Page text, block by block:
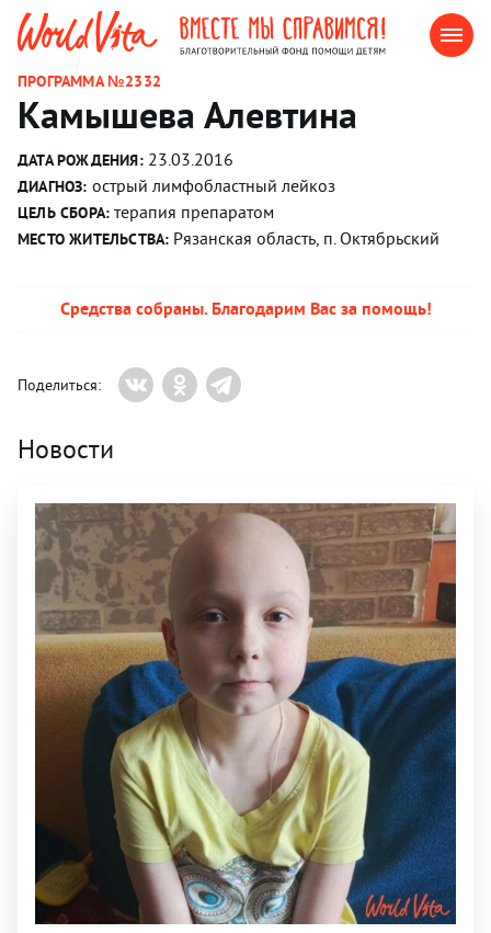
ПРОГРАММА №2332
Камышева Алевтина
ДАТА РОЖДЕНИЯ:23.03.2016
ДИАГНОЗ: острый лимфобластный лейкоз
ЦЕЛЬ СБОРА: терапия препаратом
МЕСТО ЖИТЕЛЬСТВА: Рязанская область, п. Октябрьский
Средства собраны. Благодарим Вас за помощь!
Поделиться:
Новости